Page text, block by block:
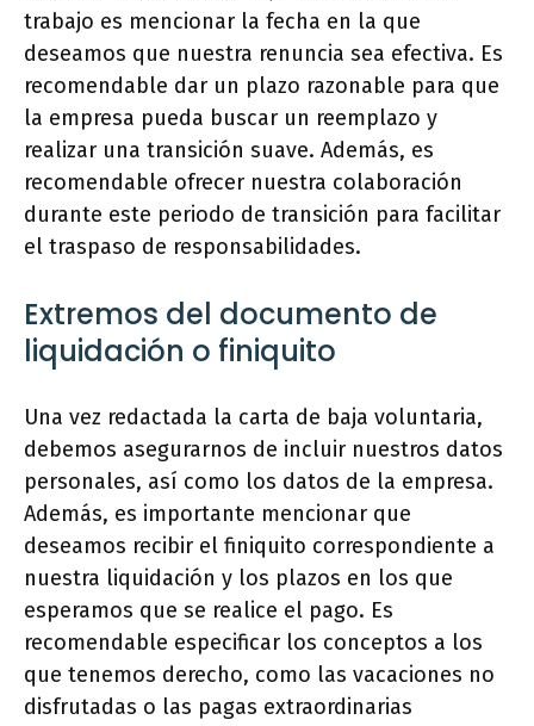
trabajo es mencionar la fecha en la que
deseamos que nuestra renuncia sea efectiva. Es
recomendable dar un plazo razonable para que
la empresa pueda buscar un reemplazo y
realizar una transición suave. Además, es
recomendable ofrecer nuestra colaboración
durante este periodo de transición para facilitar
el traspaso de responsabilidades.
Extremos del documento de
liquidación o finiquito
Una vez redactada la carta de baja voluntaria,
debemos asegurarnos de incluir nuestros datos
personales, así como los datos de la empresa.
Además, es importante mencionar que
deseamos recibir el finiquito correspondiente a
nuestra liquidación y los plazos en los que
esperamos que se realice el pago. Es
recomendable especificar los conceptos a los
que tenemos derecho, como las vacaciones no
disfrutadas o las pagas extraordinarias